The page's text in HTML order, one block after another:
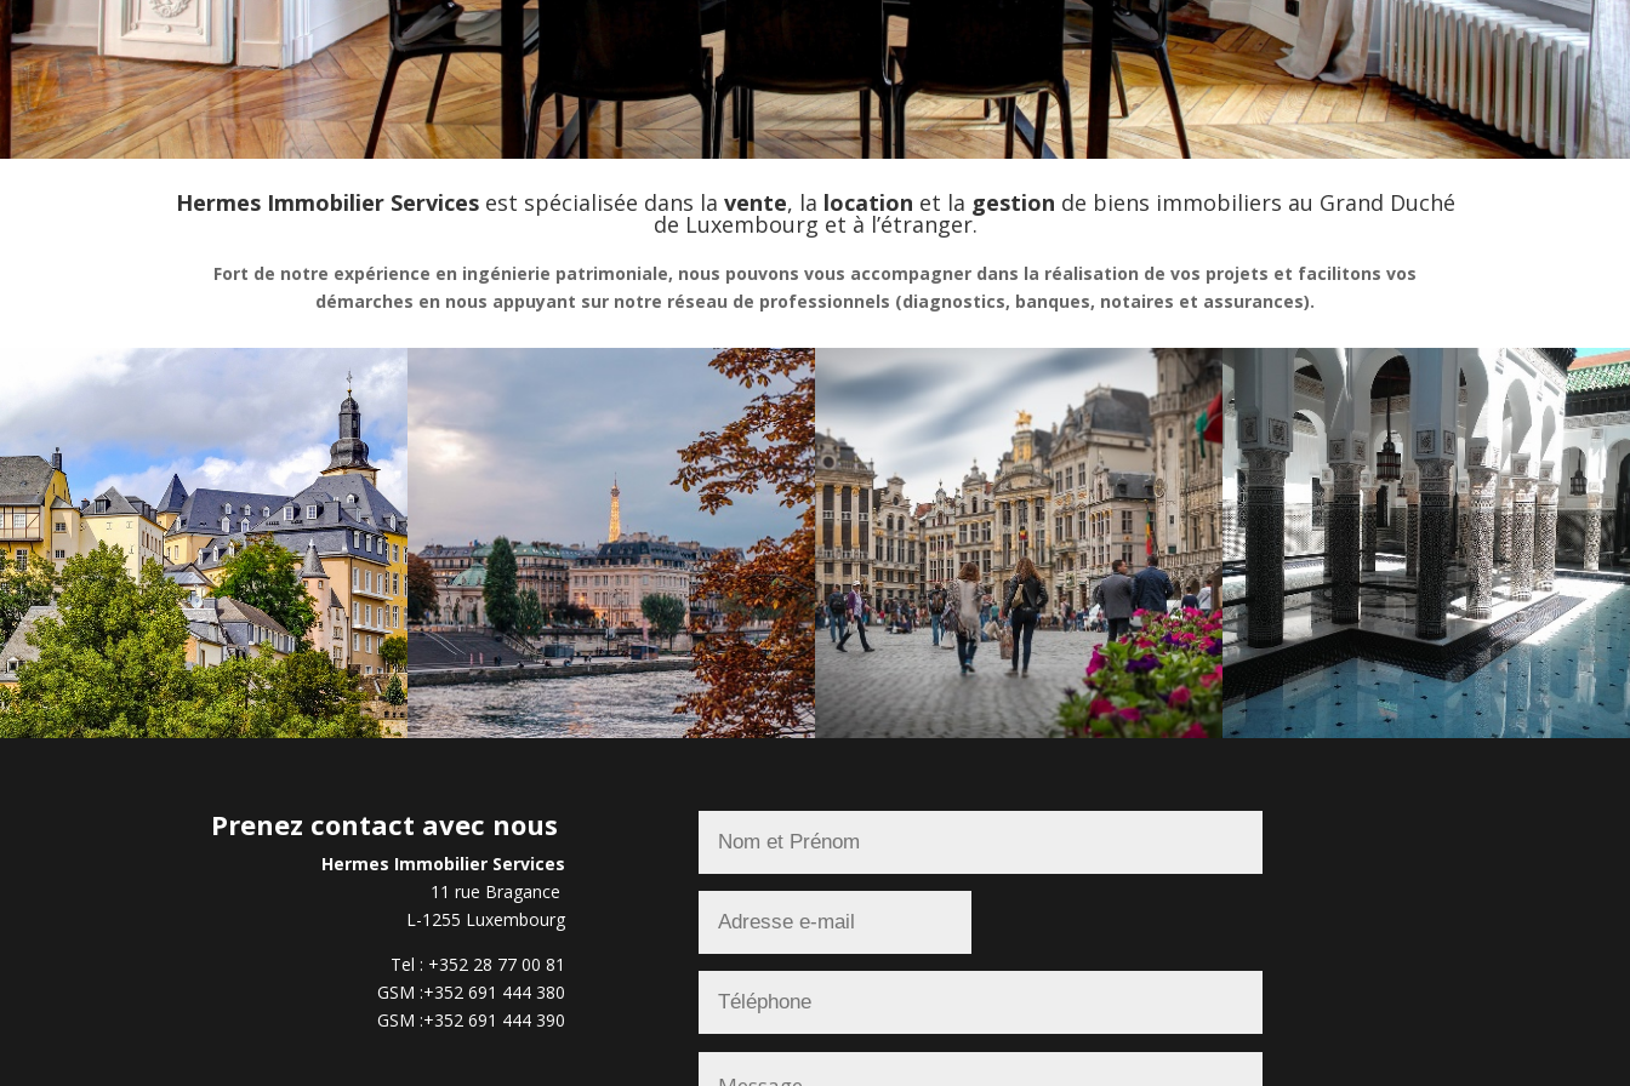
Hermes Immobilier Servicesest spécialisée dans la vente, la location et la gestion de biens immobiliers au Grand Duché
de Luxembourg et à l’étranger.
Fort de notre expérience en ingénierie patrimoniale, nous pouvons vous accompagner dans la réalisation de vos projets et facilitons vos
démarches en nous appuyant sur notre réseau de professionnels (diagnostics, banques, notaires et assurances).
Prenez contact avec nous
Hermes Immobilier Services
11 rue Bragance
L-1255 Luxembourg
Tel : +352 28 77 00 81
GSM :+352 691 444 380
GSM :+352 691 444 390